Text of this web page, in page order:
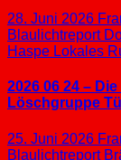
28. Juni 2026
Blaulichtreport
Haspe Lokales
2026 06 24 –
Löschgruppe
25. Juni 2026
Blaulichtreport